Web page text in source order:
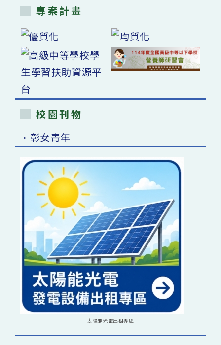
專案計畫
校園刊物
•彰女青年
太陽能光電出租專區